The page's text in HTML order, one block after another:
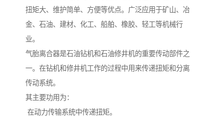
扭矩大、维护简单、方便等优点。广泛应用于矿山、冶
金、石油、建材、化工、船舶、橡胶、轻工等机械行
业。
气胎离合器是石油钻机和石油修井机的重要传动部件之
一。在钻机和修井机工作的过程中用来传递扭矩和分离
传动系统。
其主要功用为：
在动力传输系统中传递扭矩。